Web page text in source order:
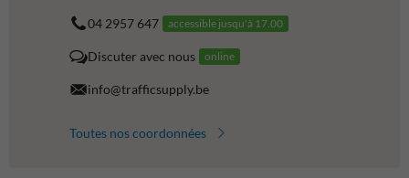
04 2957 647 accessible jusqu'à 17.00
Discuter avec nous online
info@trafficsupply.be
Toutes nos coordonnées